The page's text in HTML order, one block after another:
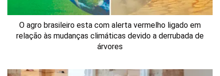
O agro brasileiro esta com alerta vermelho ligado em
relação às mudanças climáticas devido a derrubada de
árvores